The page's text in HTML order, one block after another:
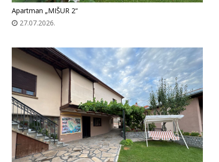
Apartman „MIŠUR 2“
27.07.2026.